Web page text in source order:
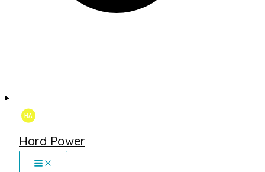
Hard Power